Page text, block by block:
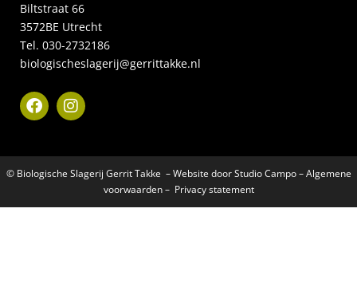
Biltstraat 66
3572BE Utrecht
Tel. 030-2732186
biologischeslagerij@gerrittakke.nl
© Biologische Slagerij Gerrit Takke – Website doorStudio Campo–Algemene
voorwaarden– Privacy statement